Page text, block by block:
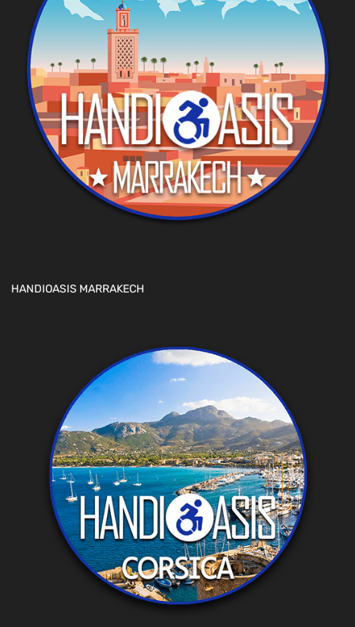
HANDIOASIS MARRAKECH